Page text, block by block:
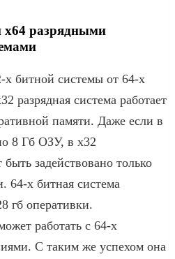
x64 разрядными
х битной системы от 64-х
разрядная система работает
памяти. Даже если в
8 Гб ОЗУ, в x32
задействовано только
64-х битная система
гб оперативки.
работать с 64-х
С таким же успехом она